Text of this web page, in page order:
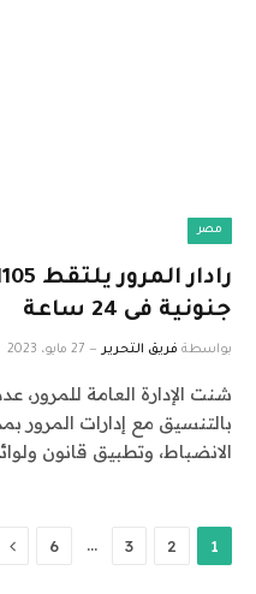
مصر
جنونية فى 24 ساعة
بواسطة فريق التحرير 27 مايو، 2023
شنت الإدارة العامة للمرور،
بالتنسيق مع إدارات المرور
الانضباط، وتطبيق قانون
1
2
3
…
6